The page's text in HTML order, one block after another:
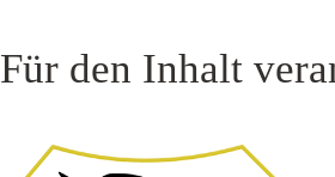
Für den Inhalt